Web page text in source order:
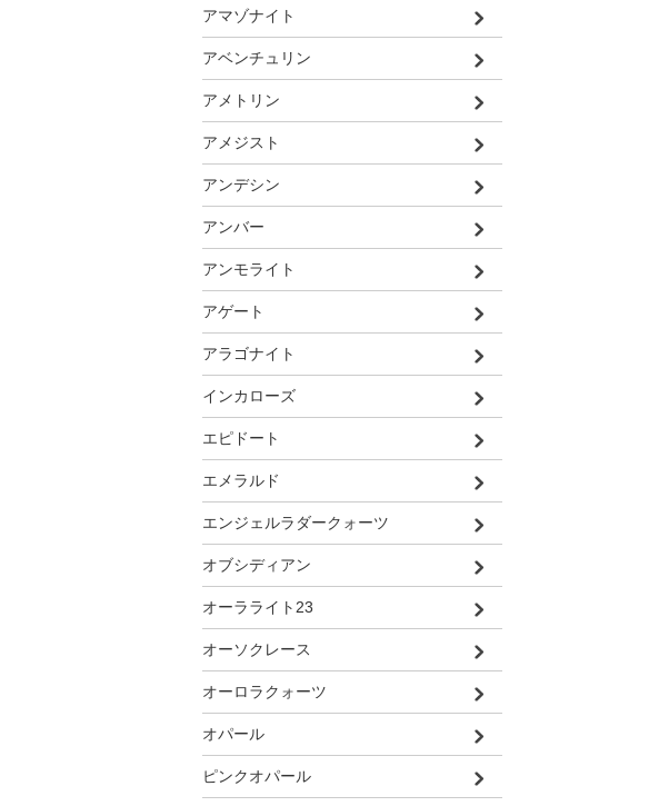
アマゾナイト
アベンチュリン
アメトリン
アメジスト
アンデシン
アンバー
アンモライト
アゲート
アラゴナイト
インカローズ
エピドート
エメラルド
エンジェルラダークォーツ
オブシディアン
オーラライト23
オーソクレース
オーロラクォーツ
オパール
ピンクオパール